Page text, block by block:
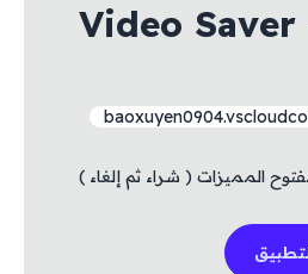
Video
المميزات ( شراء ثم إلغاء )